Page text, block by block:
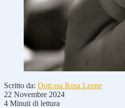
Scritto da: Dott.ssa Rosa Leone
22 Novembre 2024
4 Minuti di lettura